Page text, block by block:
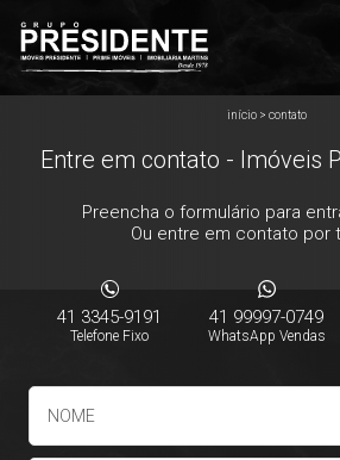
início> contato
Entre em contato - Imóveis
Preencha o formulário para
Ou entre em contato por
41 3345-9191
Telefone Fixo
41 99997-0749
WhatsApp Vendas